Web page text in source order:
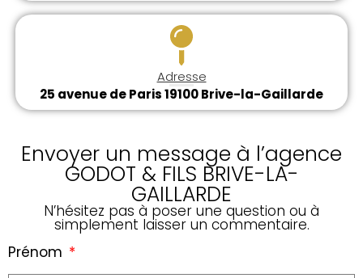
Adresse
25 avenue de Paris 19100 Brive-la-Gaillarde
Envoyer un message à l’agence
GODOT & FILS BRIVE-LA-
GAILLARDE
N’hésitez pas à poser une question ou à
simplement laisser un commentaire.
Prénom